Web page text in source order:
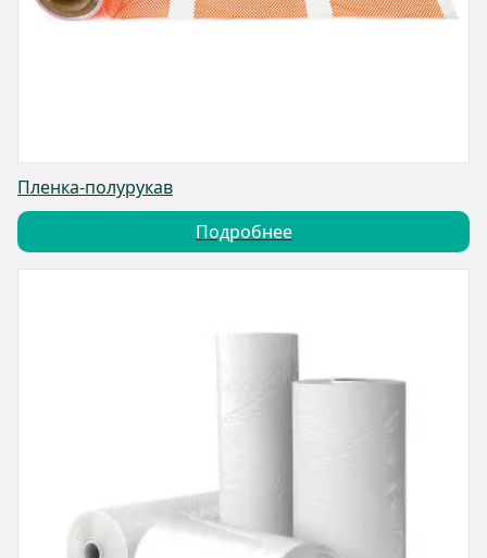
Пленка-полурукав
Подробнее